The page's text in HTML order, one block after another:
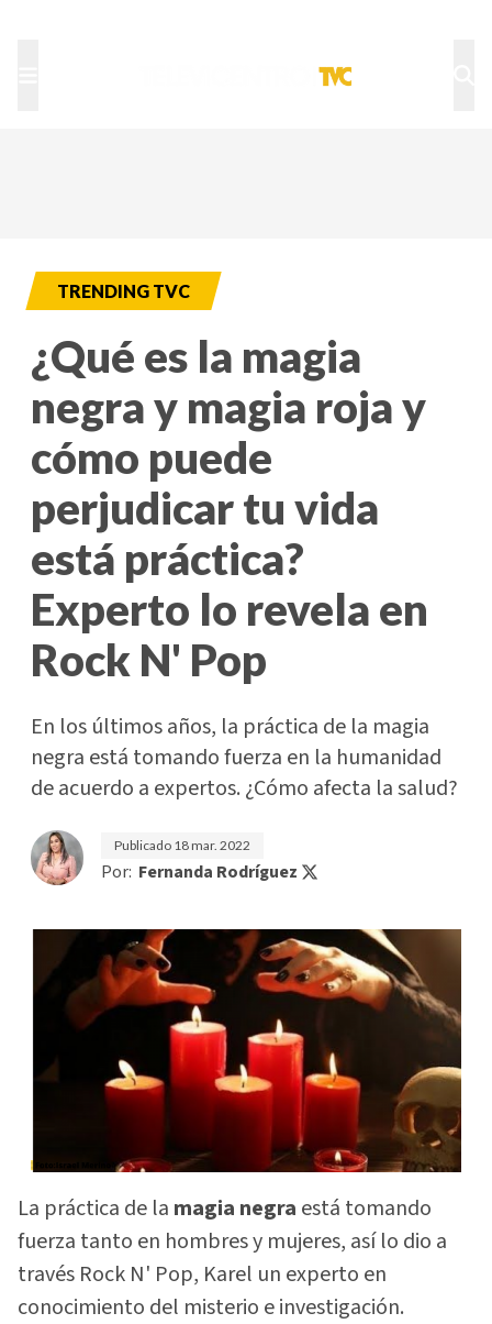
TRENDING TVC
¿Qué es la magia
negra y magia roja y
cómo puede
perjudicar tu vida
está práctica?
Experto lo revela en
Rock N' Pop
En los últimos años, la práctica de la magia
negra está tomando fuerza en la humanidad
de acuerdo a expertos. ¿Cómo afecta la salud?
Publicado 18 mar. 2022
Por: Fernanda Rodríguez
La práctica de la magia negra está tomando
fuerza tanto en hombres y mujeres, así lo dio a
través Rock N' Pop, Karel un experto en
conocimiento del misterio e investigación.